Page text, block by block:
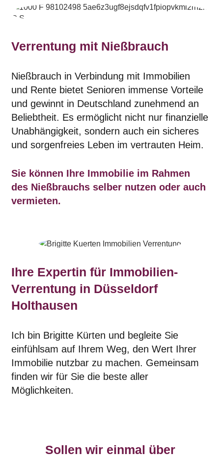
Verrentung mit Nießbrauch
Nießbrauch in Verbindung mit Immobilien
und Rente bietet Senioren immense Vorteile
und gewinnt in Deutschland zunehmend an
Beliebtheit. Es ermöglicht nicht nur finanzielle
Unabhängigkeit, sondern auch ein sicheres
und sorgenfreies Leben im vertrauten Heim.
Sie können Ihre Immobilie im Rahmen
des Nießbrauchs selber nutzen oder auch
vermieten.
Ihre Expertin für Immobilien-
Verrentung in Düsseldorf
Holthausen
Ich bin Brigitte Kürten und begleite Sie
einfühlsam auf Ihrem Weg, den Wert Ihrer
Immobilie nutzbar zu machen. Gemeinsam
finden wir für Sie die beste aller
Möglichkeiten.
Sollen wir einmal über